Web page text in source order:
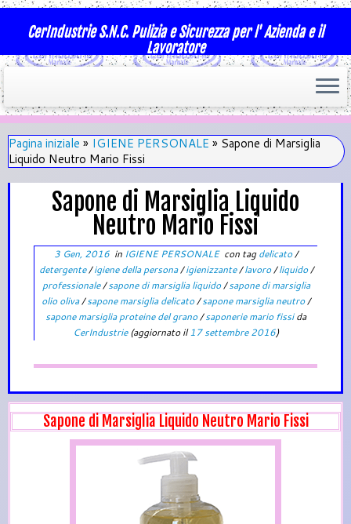
CerIndustrie S.N.C. Pulizia e Sicurezza per l' Azienda e il
Lavoratore
Pagina iniziale » IGIENE PERSONALE » Sapone di Marsiglia
Liquido Neutro Mario Fissi
Sapone di Marsiglia Liquido
Neutro Mario Fissi
3 Gen, 2016 in IGIENE PERSONALE con tagdelicato/
detergente/igiene della persona/igienizzante/lavoro/liquido/
professionale/sapone di marsiglia liquido/sapone di marsiglia
olio oliva/sapone marsiglia delicato/sapone marsiglia neutro/
sapone marsiglia proteine del grano/saponerie mario fissida
CerIndustrie(aggiornato il17 settembre 2016)
Sapone di Marsiglia Liquido Neutro Mario Fissi